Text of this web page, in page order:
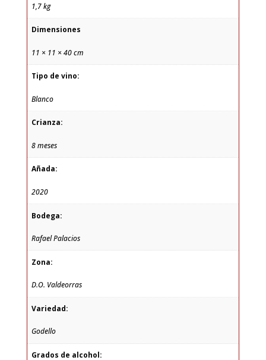
1,7 kg
Dimensiones
11 × 11 × 40 cm
Tipo de vino:
Blanco
Crianza:
8 meses
Añada:
2020
Bodega:
Rafael Palacios
Zona:
D.O. Valdeorras
Variedad:
Godello
Grados de alcohol: